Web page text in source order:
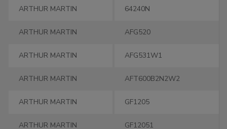
ARTHUR MARTIN 64240N
ARTHUR MARTIN AFG520
ARTHUR MARTIN AFG531W1
ARTHUR MARTIN AFT600B2N2W2
ARTHUR MARTIN GF1205
ARTHUR MARTIN GF12051